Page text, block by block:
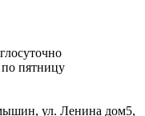
пятницу
ул. Ленина дом5,